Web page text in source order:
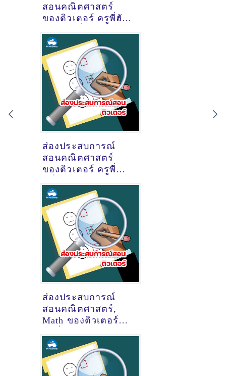
สอนคณิตศาสตร์
ของติวเตอร์ ครูพี่ฮัซ
@หมู่บ้านเศรษฐสิริ
แจ้งวัฒนะประชาชื่น
ตำบลบ้านใหม่
อำเภอปากเกร็ด
จังหวัดนนทบุรี
ส่องประสบการณ์
สอนคณิตศาสตร์
ของติวเตอร์ ครูพี่
ผูกประยูร @ถนนช้าว
หลาม บางแสน
ส่องประสบการณ์
สอนคณิตศาสตร์,
Math ของติวเตอร์
สุระ @Space 109
แจ่มฟ้า